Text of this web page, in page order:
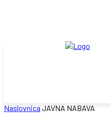
Naslovnica JAVNA NABAVA